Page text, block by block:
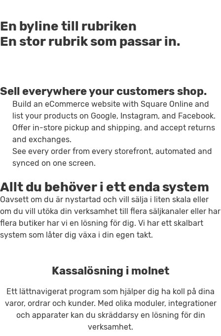
En byline till rubriken
En stor rubrik som passar in.
Sell everywhere your customers shop.
Build an eCommerce website with Square Online and
list your products on Google, Instagram, and Facebook.
Offer in-store pickup and shipping, and accept returns
and exchanges.
See every order from every storefront, automated and
synced on one screen.
Allt du behöver i ett enda system
Oavsett om du är nystartad och vill sälja i liten skala eller
om du vill utöka din verksamhet till flera säljkanaler eller har
flera butiker har vi en lösning för dig. Vi har ett skalbart
system som låter dig växa i din egen takt.
Kassalösning i molnet
Ett lättnavigerat program som hjälper dig ha koll på dina
varor, ordrar och kunder. Med olika moduler, integrationer
och apparater kan du skräddarsy en lösning för din
verksamhet.